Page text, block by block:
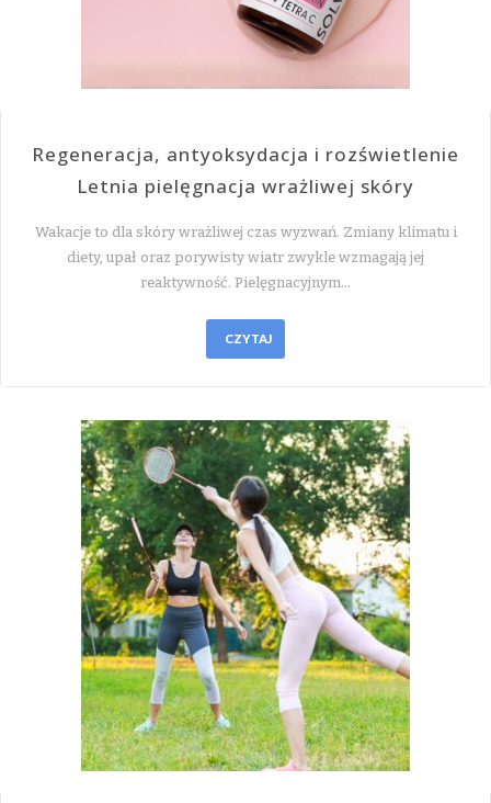
Regeneracja, antyoksydacja i rozświetlenie
Letnia pielęgnacja wrażliwej skóry
Wakacje to dla skóry wrażliwej czas wyzwań. Zmiany klimatu i
diety, upał oraz porywisty wiatr zwykle wzmagają jej
reaktywność. Pielęgnacyjnym…
CZYTAJ